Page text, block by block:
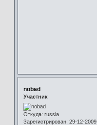
nobad
Участник
Откуда: russia
Зарегистрирован: 29-12-2009